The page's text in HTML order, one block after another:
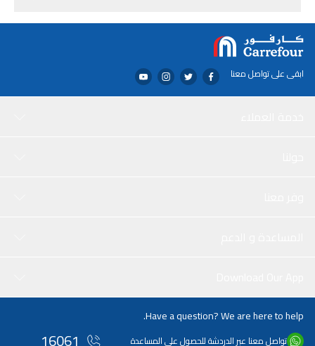
ابقى على تواصل معنا
Have a question? We are here to help.
تواصل معنا عبر الدردشة للحصول على المساعدة 16061